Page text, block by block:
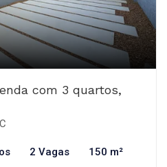
com 3 quartos,
2 Vagas 150 m²